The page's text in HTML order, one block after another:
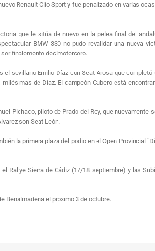
Renault Clío Sport y fue penalizado en varias
que le sitúa de nuevo en la pelea final del
BMW 330 no pudo revalidar una nueva
ser finalemente decimotercero.
sevillano Emilio Díaz con Seat Arosa que
de Díaz. El campeón Cubero está
Pichaco, piloto de Prado del Rey, que
son Seat León.
la primera plaza del podio en el Open Provincial
Rallye Sierra de Cádiz (17/18 septiembre) y las
Benalmádena el próximo 3 de octubre.